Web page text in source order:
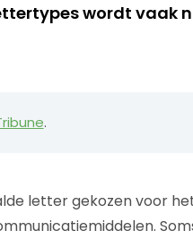
wordt vaak
.
letter gekozen voor